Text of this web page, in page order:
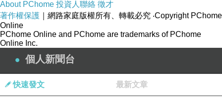
About PChome 投資人聯絡 徵才
著作權保護 ｜網路家庭版權所有、轉載必究 ‧Copyright PChome
Online
PChome Online and PChome are trademarks of PChome
Online Inc.
個人新聞台
快速發文 最新文章